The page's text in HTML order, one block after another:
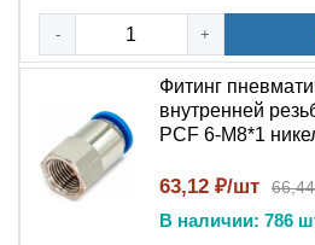
Отрезать трубку строго
специальным ножом для
Удалить заусенцы с торца
чистоту поверхности.
Вставить трубку в
фиксация произойдет
Проверить надежность
усилием на выдергивание.
- +
Фитинг
внутренней
PCF 6-M8*1
63,12 ₽/шт
В наличии: 786